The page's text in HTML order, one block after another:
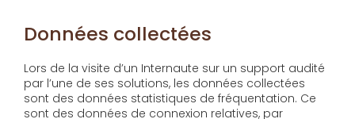
Données collectées
Lors de la visite d’un Internaute sur un support audité
par l’une de ses solutions, les données collectées
sont des données statistiques de fréquentation. Ce
sont des données de connexion relatives, par